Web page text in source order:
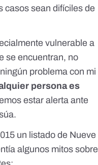
casos sean difíciles de
vulnerable a
se encuentran, no
problema con mi
persona es
estar alerta ante
un listado de Nueve
algunos mitos sobre